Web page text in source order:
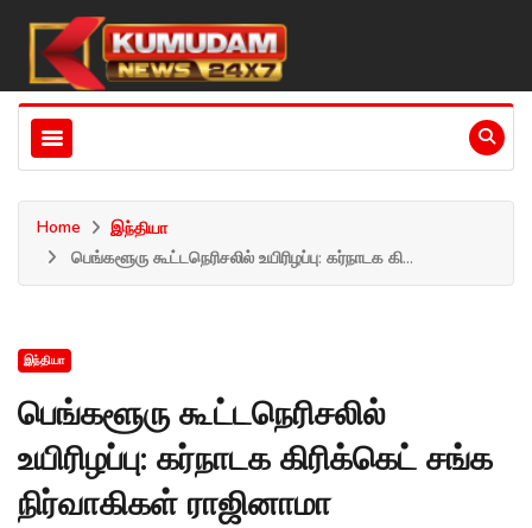
Home
இந்தியா
பெங்களூரு கூட்டநெரிசலில் உயிரிழப்பு: கர்நாடக கி...
இந்தியா
பெங்களூரு கூட்டநெரிசலில்
உயிரிழப்பு: கர்நாடக கிரிக்கெட் சங்க
நிர்வாகிகள் ராஜினாமா